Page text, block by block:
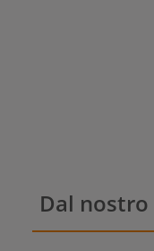
Dal nostro